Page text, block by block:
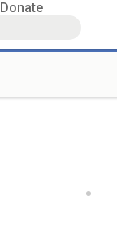
Donate